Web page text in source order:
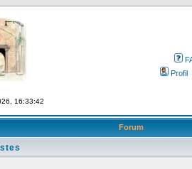
Profil
16:33:42
Forum